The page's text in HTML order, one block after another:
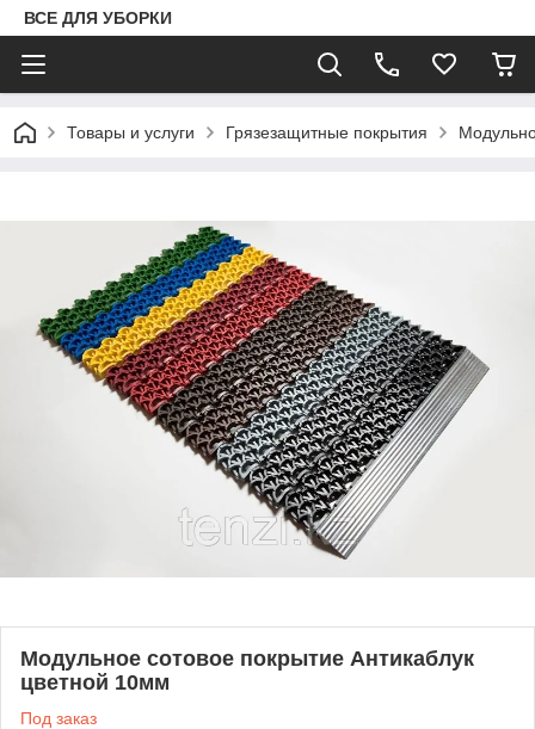
ВСЕ ДЛЯ УБОРКИ
Товары и услуги Грязезащитные покрытия
Модульное сотовое покрытие Антикаблук
цветной 10мм
Под заказ